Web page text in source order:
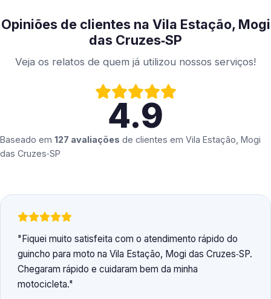
Opiniões de clientes na Vila Estação, Mogi
das Cruzes‑SP
Veja os relatos de quem já utilizou nossos serviços!
4.9
Baseado em 127 avaliações de clientes em Vila Estação, Mogi
das Cruzes‑SP
Fiquei muito satisfeita com o atendimento rápido do
guincho para moto na Vila Estação, Mogi das Cruzes‑SP.
Chegaram rápido e cuidaram bem da minha
motocicleta.